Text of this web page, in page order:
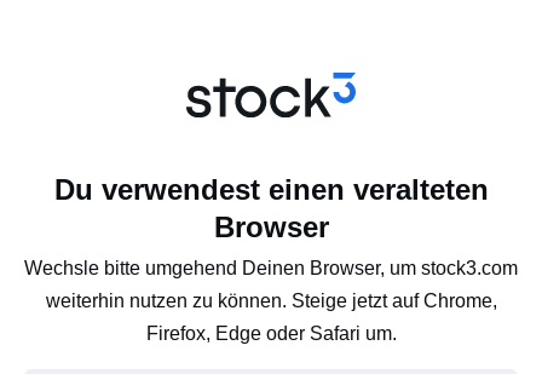
Du verwendest einen veralteten
Browser
Wechsle bitte umgehend Deinen Browser, um stock3.com
weiterhin nutzen zu können. Steige jetzt auf Chrome,
Firefox, Edge oder Safari um.